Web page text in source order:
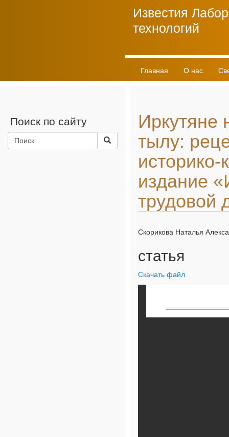
Известия
технологий
Главная О нас
Поиск по сайту
Иркутяне
тылу:
историко-
издание
трудовой
Скорикова Наталья
статья
Скачать файл